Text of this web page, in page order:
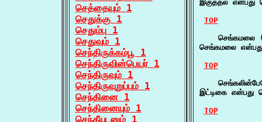
செத்தையும் 1
செதுக்கு 1
செதும்பு 1
செதுவும் 1
செந்திருக்கம்பூ 1
செந்திருவின்பெயர் 1
செந்திருவும் 1
செந்திருவுறுப்பும் 1
செந்தினை 1
செந்தினையும் 1
செந்தீயுடனும் 1
இகுத்தல் என்பது
TOP
செங்கமலை
செங்கமலை
TOP
இட்டிகை என்பது
TOP